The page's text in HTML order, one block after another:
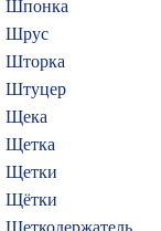
Шпонка
Шрус
Шторка
Штуцер
Щека
Щетка
Щетки
Щётки
Щеткодержатель